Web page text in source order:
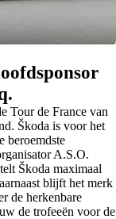
Tour de France van
Škoda is voor het
beroemdste
A.S.O.
Škoda maximaal
blijft het merk
de herkenbare
de trofeeën voor de